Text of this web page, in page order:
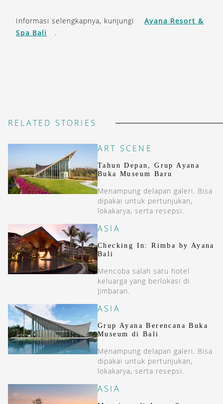
Informasi selengkapnya, kunjungi
Ayana Resort &
Spa Bali
.
RELATED STORIES
ART SCENE
Tahun Depan, Grup Ayana
Buka Museum Baru
Menampung delapan galeri. Bisa
dipakai untuk pertunjukan,
lokakarya, serta resepsi.
ASIA
Checking In: Rimba by Ayana
Bali
Mencoba salah satu hotel
keluarga yang berlokasi di
Jimbaran.
ASIA
Grup Ayana Berencana Buka
Museum di Bali
Menampung delapan galeri. Bisa
dipakai untuk pertunjukan,
lokakarya, serta resepsi.
ASIA